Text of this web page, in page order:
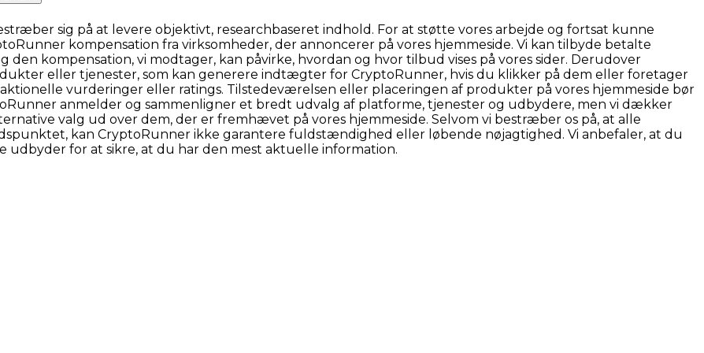
sig på at levere objektivt, researchbaseret indhold. For at støtte vores arbejde og fortsat kunne
kompensation fra virksomheder, der annoncerer på vores hjemmeside. Vi kan tilbyde betalte
kompensation, vi modtager, kan påvirke, hvordan og hvor tilbud vises på vores sider. Derudover
eller tjenester, som kan generere indtægter for CryptoRunner, hvis du klikker på dem eller foretager
vurderinger eller ratings. Tilstedeværelsen eller placeringen af produkter på vores hjemmeside bør
anmelder og sammenligner et bredt udvalg af platforme, tjenester og udbydere, men vi dækker
valg ud over dem, der er fremhævet på vores hjemmeside. Selvom vi bestræber os på, at alle
kan CryptoRunner ikke garantere fuldstændighed eller løbende nøjagtighed. Vi anbefaler, at du
for at sikre, at du har den mest aktuelle information.